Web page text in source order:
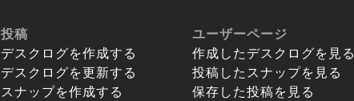
投稿
デスクログを作成する
デスクログを更新する
スナップを作成する
ユーザーページ
作成したデスクログを見る
投稿したスナップを見る
保存した投稿を見る